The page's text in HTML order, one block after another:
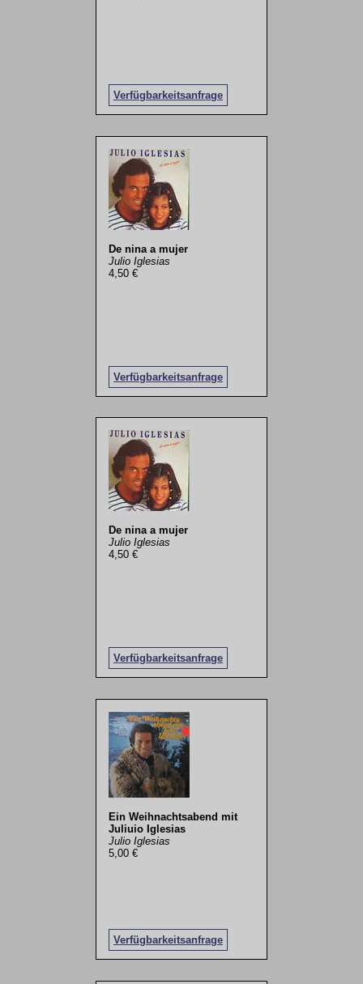
Verfügbarkeitsanfrage
De nina a mujer
Julio Iglesias
4,50 €
Verfügbarkeitsanfrage
De nina a mujer
Julio Iglesias
4,50 €
Verfügbarkeitsanfrage
Ein Weihnachtsabend mit
Juliuio Iglesias
Julio Iglesias
5,00 €
Verfügbarkeitsanfrage